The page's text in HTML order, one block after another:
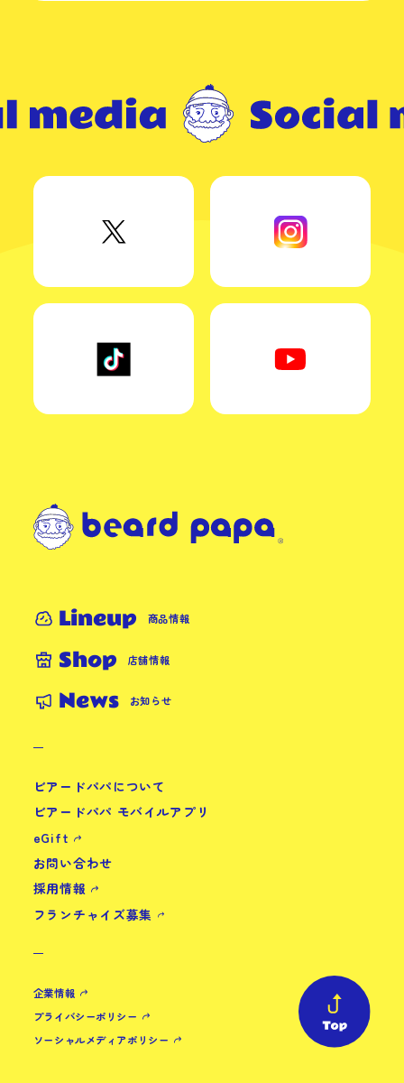
Lineup 商品情報
Shop 店舗情報
News お知らせ
ビアードパパについて
ビアードパパ モバイルアプリ
eGift
お問い合わせ
採用情報
フランチャイズ募集
企業情報
プライバシーポリシー
ソーシャルメディアポリシー